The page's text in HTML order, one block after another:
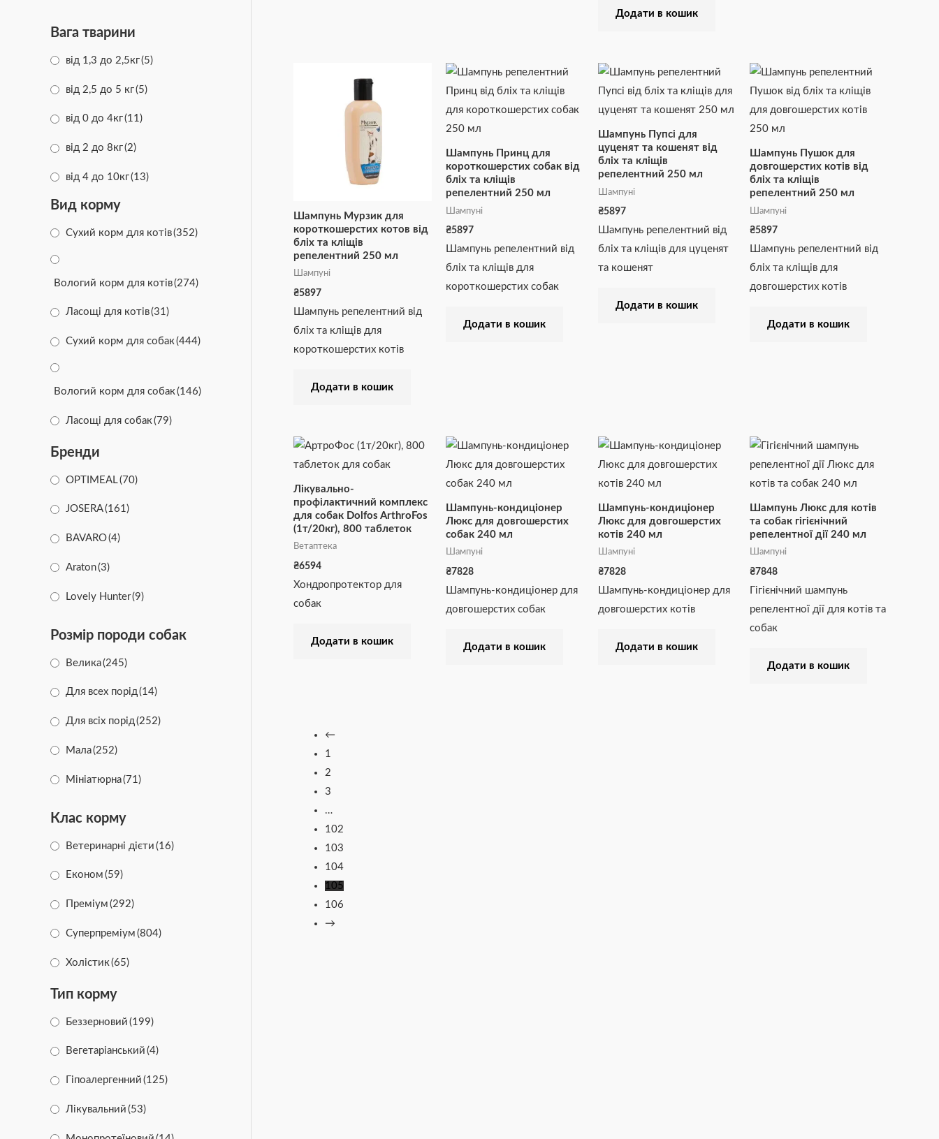
Дефіцит заліза
Підтримка печінки
Передміхурова залоза
Свіже дихання(1)
Догляд за вухами
Догляд за очима
СексСтоп (1)
Від болю(5)
Вага тварини
від 1,3 до 2,5кг(5)
від 2,5 до 5 кг(5)
від 0 до 4кг(11)
від 2 до 8кг(2)
від 4 до 10кг(13)
від 8 до 16кг
від 10 до 20кг(10)
Вид корму
Сухий корм для котів(352)
Вологий корм для котів(274)
Ласощі для котів(31)
Сухий корм для собак(444)
Вологий корм для собак (146)
Ласощі для собак (79)
Бренди
OPTIMEAL(70)
JOSERA(161)
BAVARO(4)
Araton(3)
Lovely Hunter(9)
Green Petfood
Розмір породи собак
Велика(245)
Для всех порід(14)
Для всіх порід(252)
Мала(252)
Мініатюрна(71)
Клас корму
Ветеринарні дієти (16)
Економ (59)
Преміум (292)
Суперпреміум (804)
Холістик (65)
Тип корму
Беззерновий (199)
Вегетаріанський (4)
Гіпоалергенний (125)
Лікувальний (53)
Додати в кошик
Шампунь Мурзик для
короткошерстих котов від
бліх та кліщів
репелентний 250 мл
Шампуні
₴5897
Шампунь репелентний від
бліх та кліщів для
короткошерстих котів
Додати в кошик
Шампунь Принц для
короткошерстих собак від
бліх та кліщів
репелентний 250 мл
Шампуні
₴5897
Шампунь репелентний від
бліх та кліщів для
короткошерстих собак
Додати в кошик
Шампунь Пупсі для
цуценят та кошенят від
бліх та кліщів
репелентний 250 мл
Шампуні
₴5897
Шампунь репелентний від
бліх та кліщів для цуценят
та кошенят
Додати в кошик
Шампунь Пушок для
довгошерстих котів від
бліх та кліщів
репелентний 250 мл
Шампуні
₴5897
Шампунь репелентний від
бліх та кліщів для
довгошерстих котів
Додати в кошик
Лікувально-
профілактичний комплекс
для собак Dolfos ArthroFos
(1т/20кг), 800 таблеток
Ветаптека
₴6594
Хондропротектор для
собак
Додати в кошик
Шампунь-кондиціонер
Люкс для довгошерстих
собак 240 мл
Шампуні
₴7828
Шампунь-кондиціонер для
довгошерстих собак
Додати в кошик
Шампунь-кондиціонер
Люкс для довгошерстих
котів 240 мл
Шампуні
₴7828
Шампунь-кондиціонер для
довгошерстих котів
Додати в кошик
Шампунь Люкс для котів
та собак гігієнічний
репелентної дії 240 мл
Шампуні
₴7848
Гігієнічний шампунь
репелентної дії для котів та
собак
Додати в кошик
←
1
2
3
…
102
103
104
105
106
→